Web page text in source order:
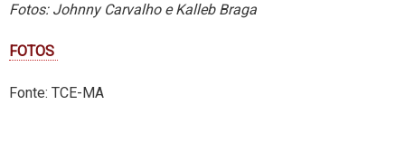
Fotos: Johnny Carvalho e Kalleb Braga
FOTOS
Fonte: TCE-MA